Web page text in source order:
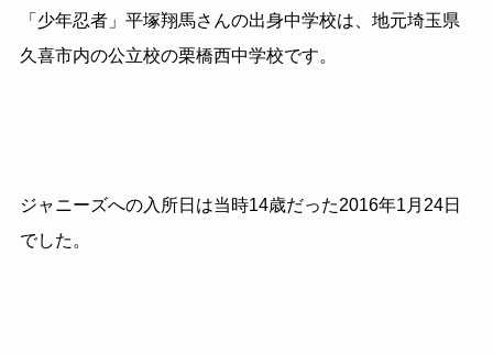
「少年忍者」平塚翔馬さんの出身中学校は、地元埼玉県
久喜市内の公立校の栗橋西中学校です。
ジャニーズへの入所日は当時14歳だった2016年1月24日
でした。